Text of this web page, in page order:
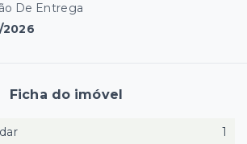
De Entrega
Ficha do imóvel
1